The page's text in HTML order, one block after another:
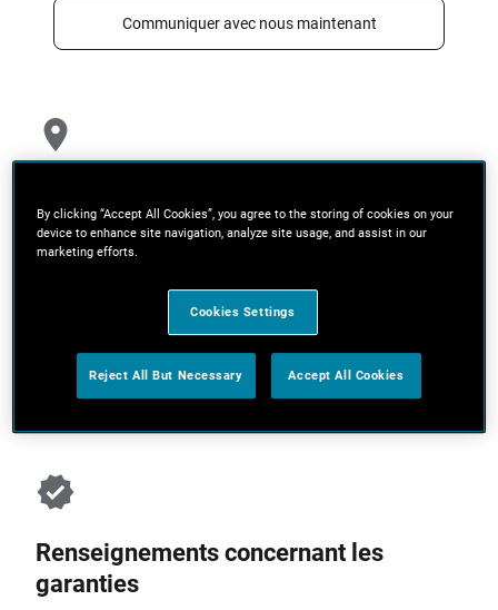
Communiquer avec nous maintenant
Notre portail en ligne vous permet d’expédier des outils
au centre de service du manufacturier le plus proche
pour leur réparation, ou commander facilement des
pièces de rechange. Consultez, imprimez et envoyez
par courriel des schémas ou des manuels d’utilisation.
Service et soutien
Renseignements concernant les
garanties
By clicking “Accept All Cookies”, you agree to the storing of cookies on your
device to enhance site navigation, analyze site usage, and assist in our
marketing efforts.
Cookies Settings
Reject All But Necessary Accept All Cookies